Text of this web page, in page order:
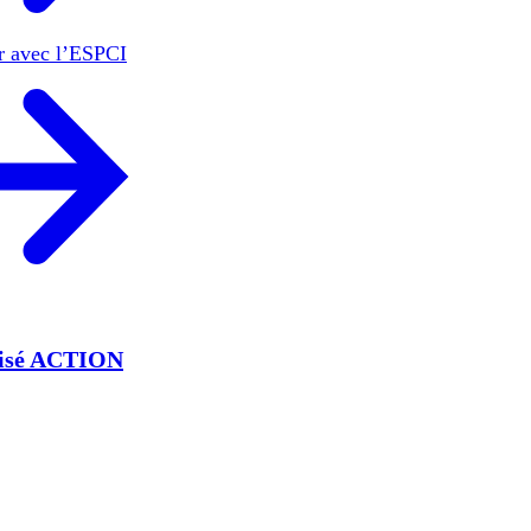
avec l’ESPCI
ACTION